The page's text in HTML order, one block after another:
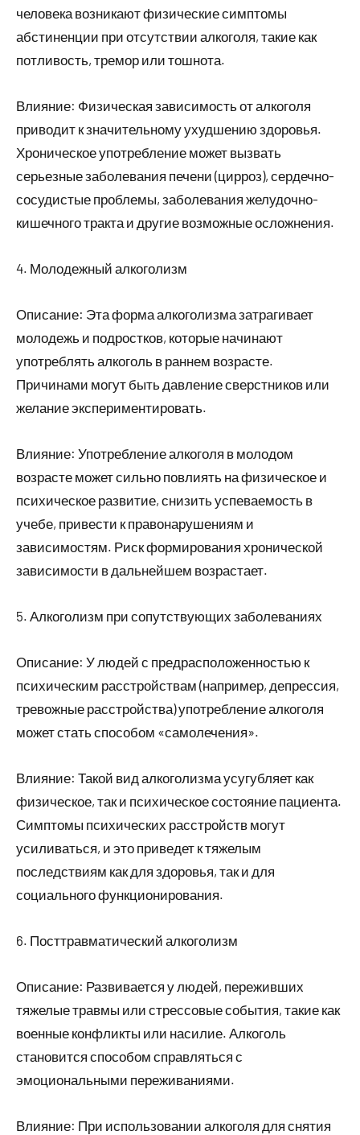
человека возникают физические симптомы
абстиненции при отсутствии алкоголя, такие как
потливость, тремор или тошнота.
Влияние: Физическая зависимость от алкоголя
приводит к значительному ухудшению здоровья.
Хроническое употребление может вызвать
серьезные заболевания печени (цирроз), сердечно-
сосудистые проблемы, заболевания желудочно-
кишечного тракта и другие возможные осложнения.
4. Молодежный алкоголизм
Описание: Эта форма алкоголизма затрагивает
молодежь и подростков, которые начинают
употреблять алкоголь в раннем возрасте.
Причинами могут быть давление сверстников или
желание экспериментировать.
Влияние: Употребление алкоголя в молодом
возрасте может сильно повлиять на физическое и
психическое развитие, снизить успеваемость в
учебе, привести к правонарушениям и
зависимостям. Риск формирования хронической
зависимости в дальнейшем возрастает.
5. Алкоголизм при сопутствующих заболеваниях
Описание: У людей с предрасположенностью к
психическим расстройствам (например, депрессия,
тревожные расстройства) употребление алкоголя
может стать способом «самолечения».
Влияние: Такой вид алкоголизма усугубляет как
физическое, так и психическое состояние пациента.
Симптомы психических расстройств могут
усиливаться, и это приведет к тяжелым
последствиям как для здоровья, так и для
социального функционирования.
6. Посттравматический алкоголизм
Описание: Развивается у людей, переживших
тяжелые травмы или стрессовые события, такие как
военные конфликты или насилие. Алкоголь
становится способом справляться с
эмоциональными переживаниями.
Влияние: При использовании алкоголя для снятия